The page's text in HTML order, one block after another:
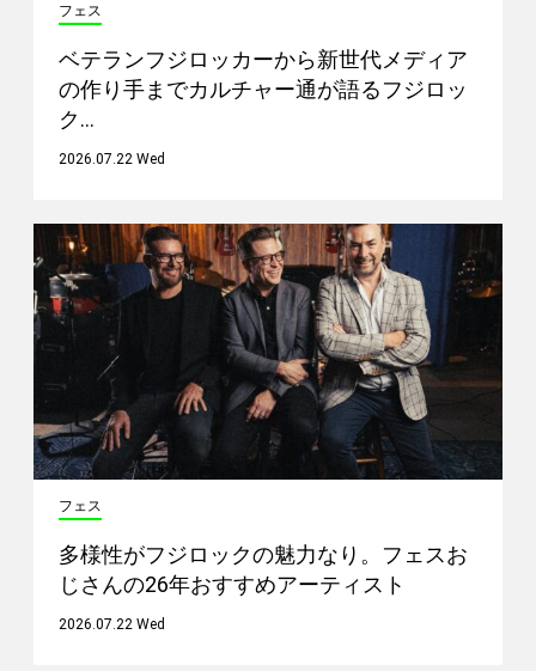
フェス
ベテランフジロッカーから新世代メディア
の作り手までカルチャー通が語るフジロッ
ク…
2026.07.22 Wed
フェス
多様性がフジロックの魅力なり。フェスお
じさんの26年おすすめアーティスト
2026.07.22 Wed